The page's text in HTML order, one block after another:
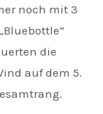
noch mit 3
die
auf dem 5.